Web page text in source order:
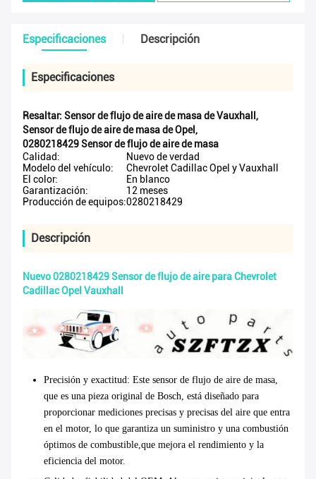
Especificaciones Descripción
Especificaciones
Resaltar: Sensor de flujo de aire de masa de Vauxhall ,
Sensor de flujo de aire de masa de Opel,
0280218429 Sensor de flujo de aire de masa
Calidad:
Nuevo de verdad
Modelo del vehículo:
Chevrolet Cadillac Opel y Vauxhall
El color:
En blanco
Garantización:
12 meses
Producción de equipos:0280218429
Descripción
Nuevo 0280218429 Sensor de flujo de aire para Chevrolet
Cadillac Opel Vauxhall
Precisión y exactitud : Este sensor de flujo de aire de masa,
que es una pieza original de Bosch, está diseñado para
proporcionar mediciones precisas y precisas del aire que entra
en el motor, lo que garantiza un suministro y una combustión
óptimos de combustible,que mejora el rendimiento y la
eficiencia del motor.